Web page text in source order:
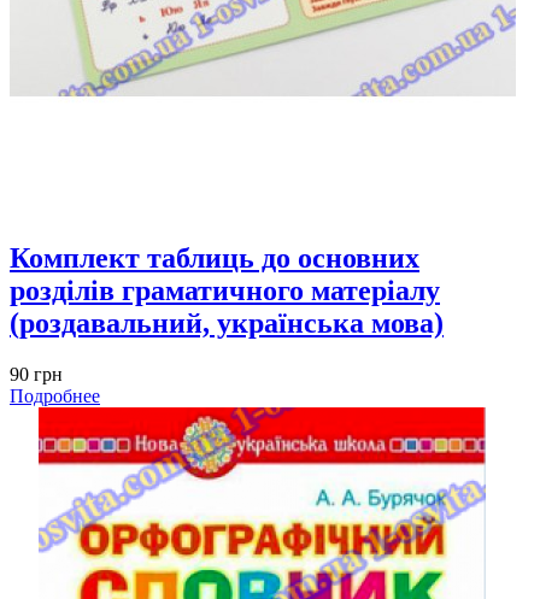
Комплект таблиць до основних
розділів граматичного матеріалу
(роздавальний, українська мова)
90 грн
Подробнее